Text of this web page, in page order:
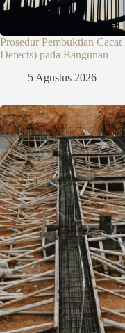
Prosedur Pembuktian
Defects) pada Bangunan
5 Agustus 2026